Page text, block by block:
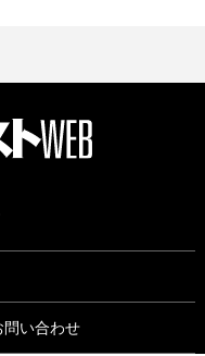
問い合わせ